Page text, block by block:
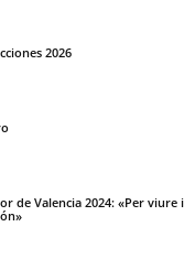
2026
de Valencia 2024: «Per viure i